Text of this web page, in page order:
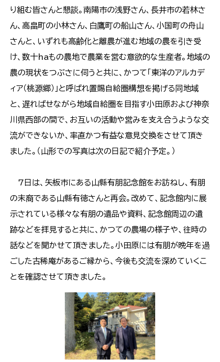
り組む皆さんと懇談。南陽市の浅野さん、長井市の若林さ
ん、高畠町の小林さん、白鷹町の船山さん、小国町の舟山
さんと、いずれも高齢化と離農が進む地域の農を引き受
け、数十haもの農地で農業を営む意欲的な生産者。地域の
農の現状をつぶさに伺うと共に、かつて「東洋のアルカデ
ィア（桃源郷）」と呼ばれ置賜自給圏構想を掲げる同地域
と、遅ればせながら地域自給圏を目指す小田原および神奈
川県西部の間で、お互いの活動や営みを支え合うような交
流ができないか、率直かつ有益な意見交換をさせて頂き
ました。（山形での写真は次の日記で紹介予定。）
7日は、矢板市にある山縣有朋記念館をお訪ねし、有朋
の末裔である山縣有徳さんと再会。改めて、記念館内に展
示されている様々な有朋の遺品や資料、記念館周辺の遺
跡などを拝見すると共に、かつての農場の様子や、往時の
話などを聞かせて頂きました。小田原には有朋が晩年を過
ごした古稀庵があるご縁から、今後も交流を深めていくこ
とを確認させて頂きました。